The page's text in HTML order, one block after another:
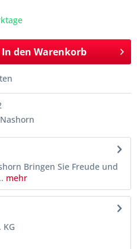
In den Warenkorb
Bringen Sie Freude und
mehr